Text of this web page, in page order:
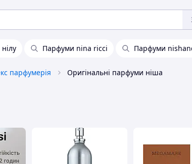
Парфуми nina ricci Парфуми
парфумерія Оригінальні парфуми ніша